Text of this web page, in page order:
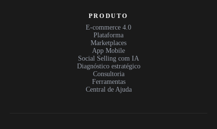
PRODUTO
E-commerce 4.0
Plataforma
Marketplaces
App Mobile
Social Selling com IA
Diagnóstico estratégico
Consultoria
Ferramentas
Central de Ajuda